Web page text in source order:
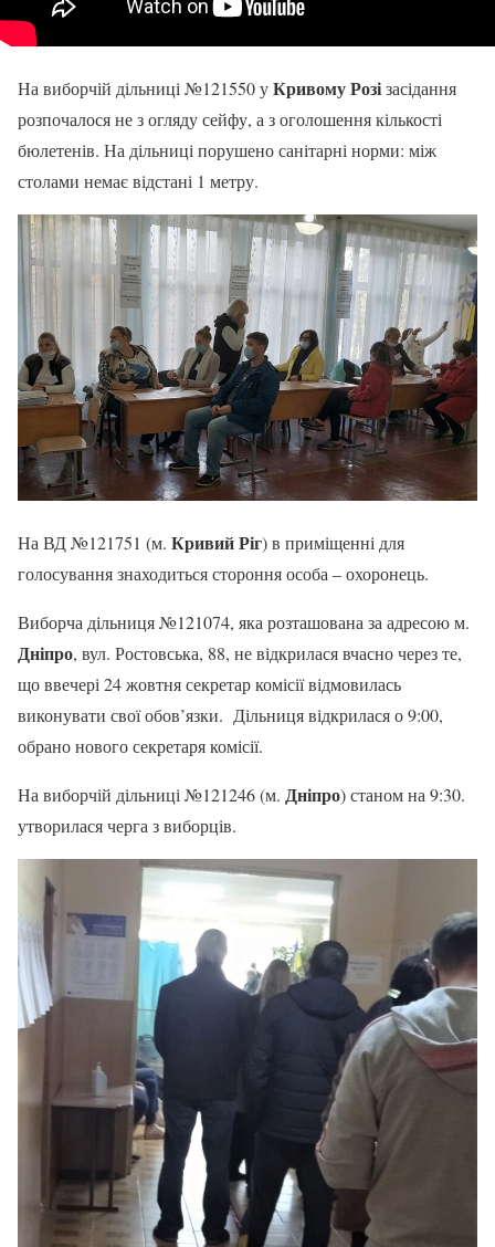
На виборчій дільниці №121550 уКривому Розізасідання
розпочалося не з огляду сейфу, а з оголошення кількості
бюлетенів. На дільниці порушено санітарні норми: між
столами немає відстані 1 метру.
На ВД №121751 (м. Кривий Ріг) в приміщенні для
голосування знаходиться стороння особа – охоронець.
Виборча дільниця №121074, яка розташована за адресою м.
Дніпро, вул. Ростовська, 88, не відкрилася вчасно через те,
що ввечері 24 жовтня секретар комісії відмовилась
виконувати свої обов’язки. Дільниця відкрилася о 9:00,
обрано нового секретаря комісії.
На виборчій дільниці №121246 (м. Дніпро) станом на 9:30.
утворилася черга з виборців.